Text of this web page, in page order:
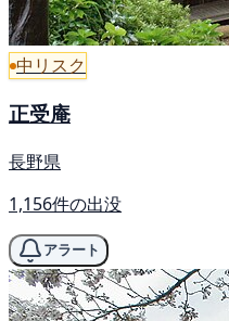
中リスク
正受庵
長野県
1,156件の出没
アラート